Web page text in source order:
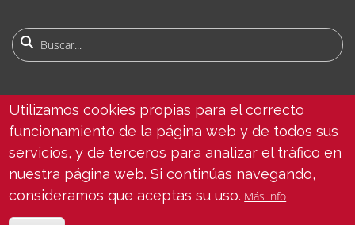
menu
Buscar
ENCUÉNTRANOS
© Copyright 2025 Universidad de Sevilla - Todos los derechos reservados -
Utilizamos cookies propias para el correcto
funcionamiento de la página web y de todos sus
servicios, y de terceros para analizar el tráfico en
nuestra página web. Si continúas navegando,
consideramos que aceptas su uso. Más info